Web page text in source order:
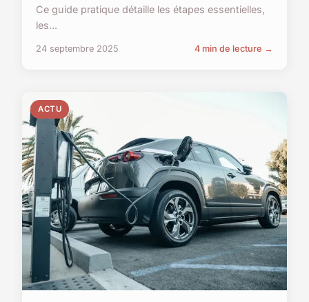
Ce guide pratique détaille les étapes essentielles,
les...
24 septembre 2025 4 min de lecture →
ACTU